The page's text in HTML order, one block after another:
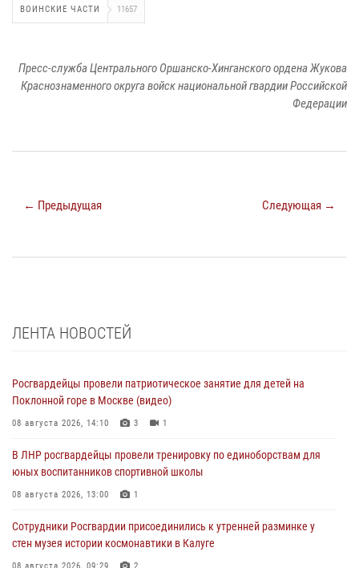
ВОИНСКИЕ ЧАСТИ 11657
Пресс-служба Центрального Оршанско-Хинганского ордена Жукова
Краснознаменного округа войск национальной гвардии Российской
Федерации
← Предыдущая Следующая →
ЛЕНТА НОВОСТЕЙ
Росгвардейцы провели патриотическое занятие для детей на
Поклонной горе в Москве (видео)
08 августа 2026, 14:10 3 1
В ЛНР росгвардейцы провели тренировку по единоборствам для
юных воспитанников спортивной школы
08 августа 2026, 13:00 1
Сотрудники Росгвардии присоединились к утренней разминке у
стен музея истории космонавтики в Калуге